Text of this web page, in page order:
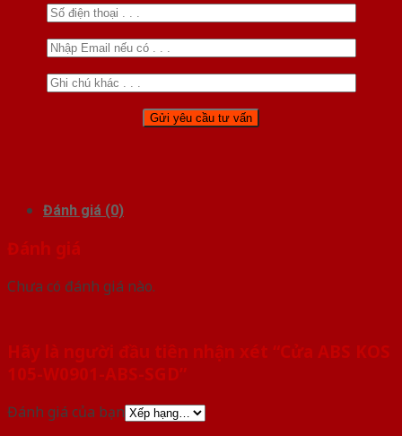
Đánh giá (0)
Đánh giá
Chưa có đánh giá nào.
Hãy là người đầu tiên nhận xét “Cửa ABS KOS
105-W0901-ABS-SGD”
Đánh giá của bạn